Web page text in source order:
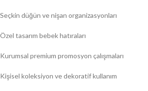
Seçkin düğün ve nişan organizasyonları
Özel tasarım bebek hatıraları
Kurumsal premium promosyon çalışmaları
Kişisel koleksiyon ve dekoratif kullanım